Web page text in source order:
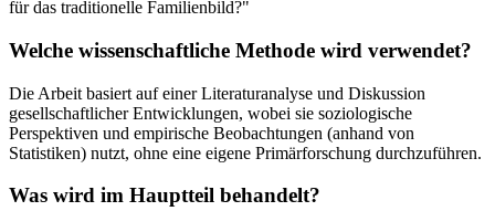
für das traditionelle Familienbild?"
Welche wissenschaftliche Methode wird verwendet?
Die Arbeit basiert auf einer Literaturanalyse und Diskussion
gesellschaftlicher Entwicklungen, wobei sie soziologische
Perspektiven und empirische Beobachtungen (anhand von
Statistiken) nutzt, ohne eine eigene Primärforschung durchzuführen.
Was wird im Hauptteil behandelt?